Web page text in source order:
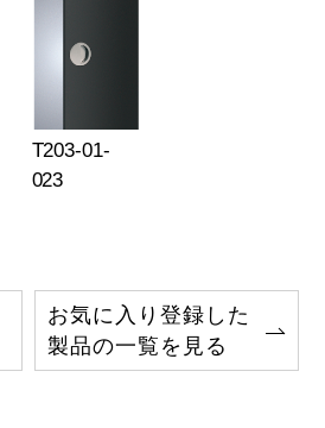
T203-01-
023
お気に入り登録した
製品の一覧を見る